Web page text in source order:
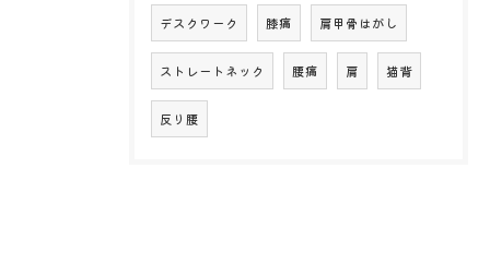
デスクワーク 膝痛 肩甲骨はがし
ストレートネック 腰痛 肩 猫背
反り腰